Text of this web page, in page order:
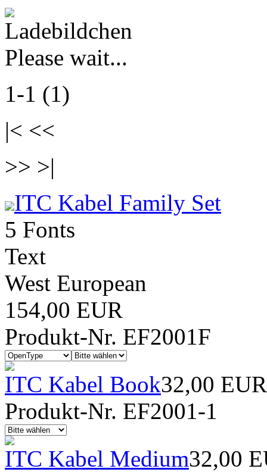
Please wait...
1-1 (1)
|< <<
>> >|
ITC Kabel Family Set
5 Fonts
Text
West European
154,00 EUR
Produkt-Nr. EF2001F
ITC Kabel Book32,00 EUR
Produkt-Nr. EF2001-1
ITC Kabel Medium32,00